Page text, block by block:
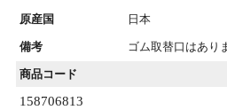
原産国 日本
備考 ゴム取替口はあり
商品コード
158706813